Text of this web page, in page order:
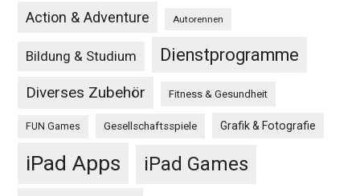
Action & Adventure Autorennen
Bildung & Studium Dienstprogramme
Diverses Zubehör Fitness & Gesundheit
FUN Games Gesellschaftsspiele Grafik & Fotografie
iPad Apps iPad Games